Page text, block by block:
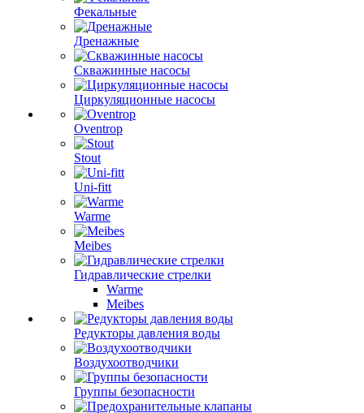
Фекальные
Дренажные
Скважинные насосы
Циркуляционные насосы
Oventrop
Stout
Uni-fitt
Warme
Meibes
Гидравлические стрелки
Warme
Meibes
Редукторы давления воды
Воздухоотводчики
Группы безопасности